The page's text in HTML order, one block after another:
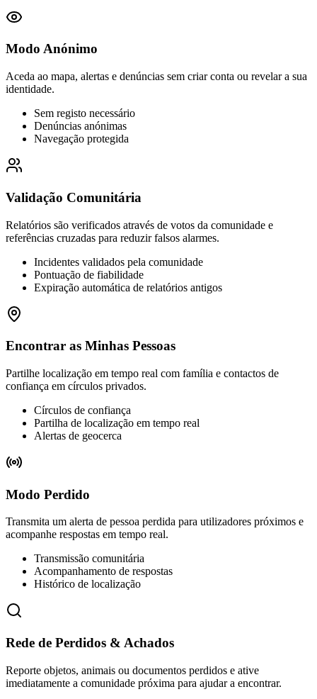
Modo Anónimo
Aceda ao mapa, alertas e denúncias sem criar conta ou revelar a sua
identidade.
Sem registo necessário
Denúncias anónimas
Navegação protegida
Validação Comunitária
Relatórios são verificados através de votos da comunidade e
referências cruzadas para reduzir falsos alarmes.
Incidentes validados pela comunidade
Pontuação de fiabilidade
Expiração automática de relatórios antigos
Encontrar as Minhas Pessoas
Partilhe localização em tempo real com família e contactos de
confiança em círculos privados.
Círculos de confiança
Partilha de localização em tempo real
Alertas de geocerca
Modo Perdido
Transmita um alerta de pessoa perdida para utilizadores próximos e
acompanhe respostas em tempo real.
Transmissão comunitária
Acompanhamento de respostas
Histórico de localização
Rede de Perdidos & Achados
Reporte objetos, animais ou documentos perdidos e ative
imediatamente a comunidade próxima para ajudar a encontrar.